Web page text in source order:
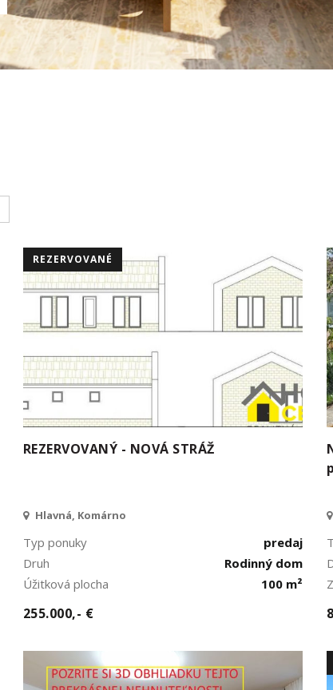
REZERVOVANÉ
REZERVOVANÝ - NOVÁ STRÁŽ
Hlavná, Komárno
Typ ponuky
predaj
Druh
Rodinný dom
Úžitková plocha
100 m²
255.000,- €